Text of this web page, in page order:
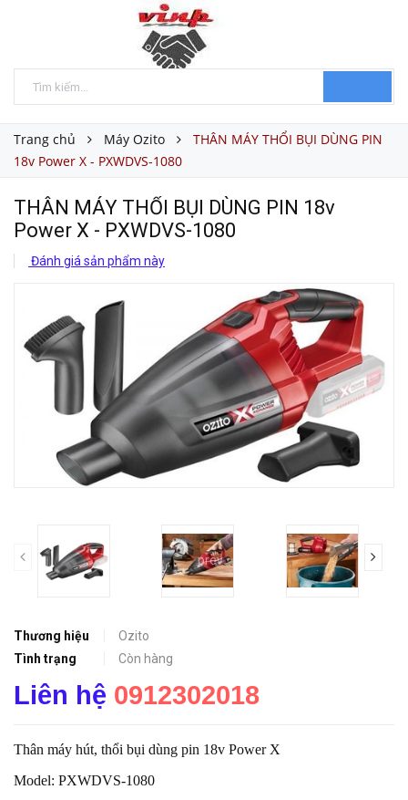
Trang chủ Máy Ozito
THÂN MÁY THỔI BỤI DÙNG PIN
18v Power X - PXWDVS-1080
THÂN MÁY THỔI BỤI DÙNG PIN 18v
Power X - PXWDVS-1080
Đánh giá sản phẩm này
prev
Thương hiệu
Ozito
Tình trạng
Còn hàng
Liên hệ 0912302018
Thân máy hút, thổi bụi dùng pin 18v Power X
Model: PXWDVS-1080